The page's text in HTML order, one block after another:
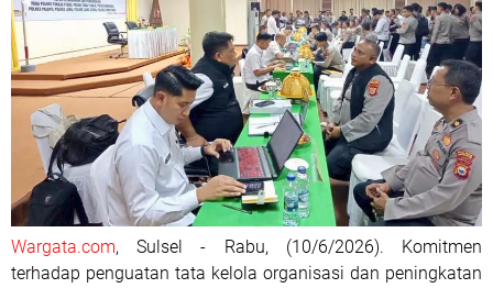
Wargata.com, Sulsel - Rabu, (10/6/2026). Komitmen
terhadap penguatan tata kelola organisasi dan peningkatan